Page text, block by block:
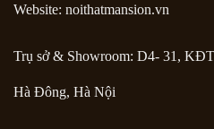
Website: noithatmansion.vn
Trụ sở & Showroom: D4- 31,
Hà Đông, Hà Nội